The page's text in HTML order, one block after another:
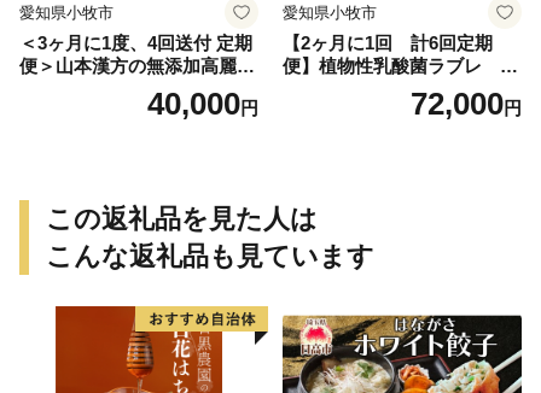
愛知県小牧市
＜3ヶ月に1度、4回送付 定期
便＞山本漢方の無添加高麗人
40,000円
愛知県小牧市
【2ヶ月に1回 計6回定期
便】植物性乳酸菌ラブレ 鉄
分36本（計216本） [052S07-
72,000円
この返礼品を見た人は
こんな返礼品も見ています